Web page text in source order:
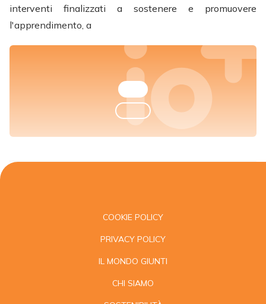
interventi finalizzati a sostenere e promuovere
l'apprendimento, a
COOKIE POLICY
PRIVACY POLICY
IL MONDO GIUNTI
CHI SIAMO